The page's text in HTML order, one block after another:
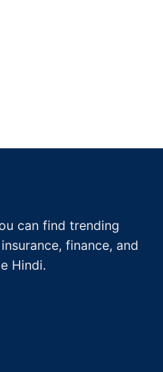
can find trending
finance, and
Hindi.